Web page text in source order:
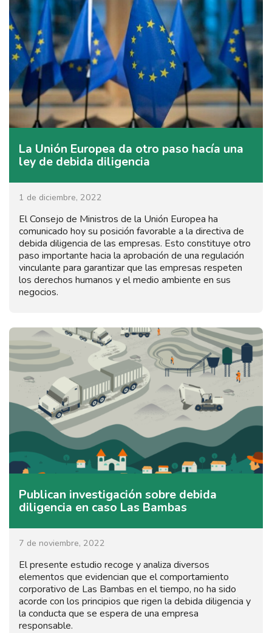
La Unión Europea da otro paso hacía una
ley de debida diligencia
1 de diciembre, 2022
El Consejo de Ministros de la Unión Europea ha
comunicado hoy su posición favorable a la directiva de
debida diligencia de las empresas. Esto constituye otro
paso importante hacia la aprobación de una regulación
vinculante para garantizar que las empresas respeten
los derechos humanos y el medio ambiente en sus
negocios.
Publican investigación sobre debida
diligencia en caso Las Bambas
7 de noviembre, 2022
El presente estudio recoge y analiza diversos
elementos que evidencian que el comportamiento
corporativo de Las Bambas en el tiempo, no ha sido
acorde con los principios que rigen la debida diligencia y
la conducta que se espera de una empresa
responsable.